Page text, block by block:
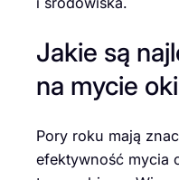
Jakie są
na mycie
Pory roku mają
efektywność mycia